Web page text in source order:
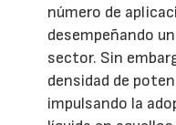
número de
desempeñando
sector. Sin
densidad de
impulsando la